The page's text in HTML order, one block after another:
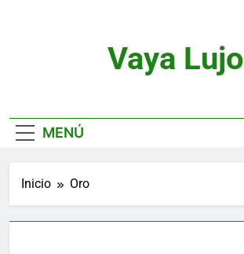
Vaya Lujo
MENÚ
Inicio Oro